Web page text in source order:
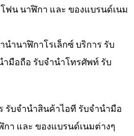
ฟน นาฬิกา และ ของแบรนด์เนม
นำนาฬิกาโรเล็กซ์ บริการ รับ
มือถือ รับจำนำโทรศัพท์ รับ
รับจำนำสินค้าไอที รับจำนำมือ
า และ ของแบรนด์เนมต่างๆ